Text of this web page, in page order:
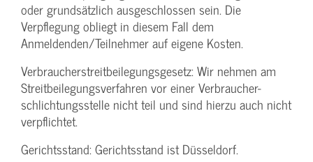
oder grundsätzlich ausgeschlossen sein. Die
Verpflegung obliegt in diesem Fall dem
Anmeldenden/­Teilnehmer auf eigene Kosten.
Verbraucher­streitbeilegungs­gesetz: Wir nehmen am
Streit­beilegungs­verfahren vor einer Verbraucher­
schlichtungs­stelle nicht teil und sind hierzu auch nicht
verpflichtet.
Gerichtsstand: Gerichtsstand ist Düsseldorf.